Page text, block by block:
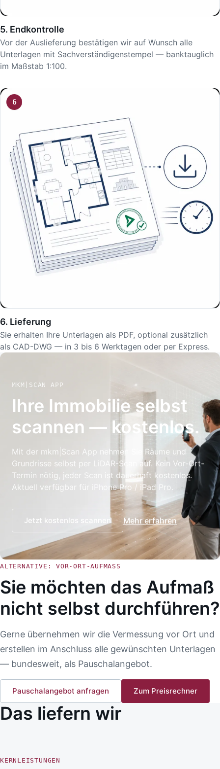
5. Endkontrolle
Vor der Auslieferung bestätigen wir auf Wunsch alle
Unterlagen mit Sachverständigenstempel — banktauglich
im Maßstab 1:100.
6
6. Lieferung
Sie erhalten Ihre Unterlagen als PDF, optional zusätzlich
als CAD-DWG — in 3 bis 6 Werktagen oder per Express.
MKM|SCAN APP
Ihre Immobilie selbst
scannen — kostenlos.
Mit der mkm|Scan App nehmen Sie Räume und
Grundrisse selbst per LiDAR-Scan auf. Kein Vor-Ort-
Termin nötig, jeder Scan ist dauerhaft kostenlos.
Aktuell verfügbar für iPhone Pro / iPad Pro.
Jetzt kostenlos scannen Mehr erfahren
ALTERNATIVE: VOR-ORT-AUFMASS
Sie möchten das Aufmaß
nicht selbst durchführen?
Gerne übernehmen wir die Vermessung vor Ort und
erstellen im Anschluss alle gewünschten Unterlagen
— bundesweit, als Pauschalangebot.
Pauschalangebot anfragen Zum Preisrechner
Das liefern wir
KERNLEISTUNGEN